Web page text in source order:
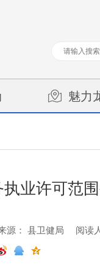
魅力
业许可范
源： 县卫健局 阅读